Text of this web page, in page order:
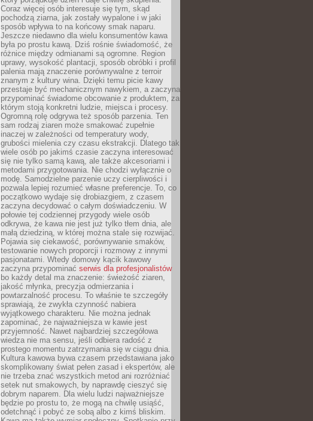
Coraz więcej osób interesuje się tym, skąd
pochodzą ziarna, jak zostały wypalone i w jaki
sposób wpływa to na końcowy smak naparu.
Jeszcze niedawno dla wielu konsumentów kawa
była po prostu kawą. Dziś rośnie świadomość, że
różnice między odmianami są ogromne. Region
uprawy, wysokość plantacji, sposób obróbki i profil
palenia mają znaczenie porównywalne z terroir
znanym z kultury wina. Dzięki temu picie kawy
przestaje być mechanicznym nawykiem, a zaczyna
przypominać świadome obcowanie z produktem, za
którym stoją konkretni ludzie, miejsca i procesy.
Ogromną rolę odgrywa też sposób parzenia. Ten
sam rodzaj ziaren może smakować zupełnie
inaczej w zależności od temperatury wody,
grubości mielenia czy czasu ekstrakcji. Dlatego tak
wiele osób po jakimś czasie zaczyna interesować
się nie tylko samą kawą, ale także akcesoriami i
metodami przygotowania. Nie chodzi wyłącznie o
modę. Samodzielne parzenie uczy cierpliwości i
pozwala lepiej rozumieć własne preferencje. To, co
początkowo wydaje się drobiazgiem, z czasem
zaczyna decydować o całym doświadczeniu. W
połowie tej codziennej przygody wiele osób
odkrywa, że kawa nie jest już tylko tłem dnia, ale
małą dziedziną, w której można stale się rozwijać.
Pojawia się ciekawość, porównywanie smaków,
testowanie nowych proporcji i rozmowy z innymi
pasjonatami. Wtedy domowy kącik kawowy
zaczyna przypominać serwis dla profesjonalistów
bo każdy detal ma znaczenie: świeżość ziaren,
jakość młynka, precyzja odmierzania i
powtarzalność procesu. To właśnie te szczegóły
sprawiają, że zwykła czynność nabiera
wyjątkowego charakteru. Nie można jednak
zapominać, że najważniejsza w kawie jest
przyjemność. Nawet najbardziej szczegółowa
wiedza nie ma sensu, jeśli odbiera radość z
prostego momentu zatrzymania się w ciągu dnia.
Kultura kawowa bywa czasem przedstawiana jako
skomplikowany świat pełen zasad i ekspertów, ale
nie trzeba znać wszystkich metod ani rozróżniać
setek nut smakowych, by naprawdę cieszyć się
dobrym naparem. Dla wielu ludzi najważniejsze
będzie po prostu to, że mogą na chwilę usiąść,
odetchnąć i pobyć ze sobą albo z kimś bliskim.